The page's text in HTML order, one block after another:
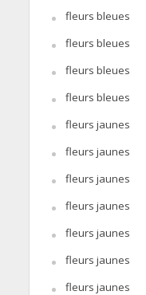
fleurs bleues
fleurs bleues
fleurs bleues
fleurs bleues
fleurs jaunes
fleurs jaunes
fleurs jaunes
fleurs jaunes
fleurs jaunes
fleurs jaunes
fleurs jaunes